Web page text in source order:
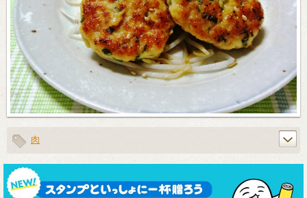
肉